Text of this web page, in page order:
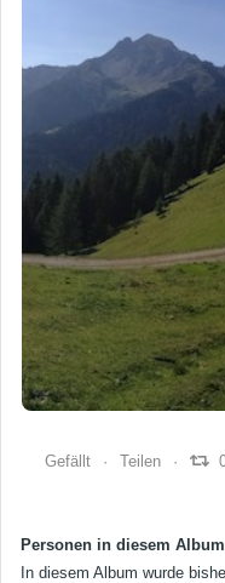
0
Gefällt Teilen
Personen in diesem Album
In diesem Album wurde